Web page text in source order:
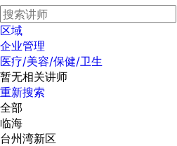
区域
企业管理
医疗/美容/保健/卫生
暂无相关讲师
重新搜索
全部
临海
台州湾新区